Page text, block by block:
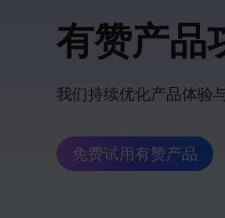
有赞产品
我们持续优化产品体验
免费试用有赞产品